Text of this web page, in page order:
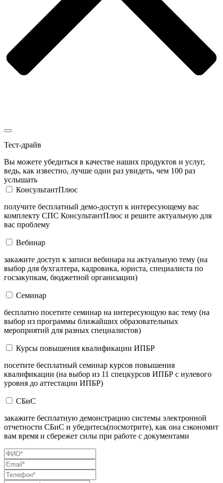
Тест-драйв
Вы можете убедиться в качестве наших продуктов и услуг,
ведь, как известно, лучше один раз увидеть, чем 100 раз
услышать
КонсультантПлюс
получите бесплатный демо-доступ к интересующему вас
комплекту СПС КонсультантПлюс и решите актуальную для
вас проблему
Вебинар
закажите доступ к записи вебинара на актуальную тему (на
выбор для бухгалтера, кадровика, юриста, специалиста по
госзакупкам, бюджетной организации)
Семинар
бесплатно посетите семинар на интересующую вас тему (на
выбор из программы ближайших образовательных
мероприятий для разных специалистов)
Курсы повышения квалификации ИПБР
посетите бесплатный семинар курсов повышения
квалификации (на выбор из 11 спецкурсов ИПБР с нулевого
уровня до аттестации ИПБР)
СБиС
закажите бесплатную демонстрацию системы электронной
отчетности СБиС и убедитесь(посмотрите), как она сэкономит
вам время и сбережет силы при работе с документами